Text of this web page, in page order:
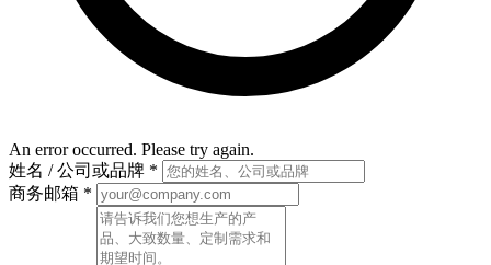
An error occurred. Please try again.
姓名 / 公司或品牌 *
商务邮箱 *